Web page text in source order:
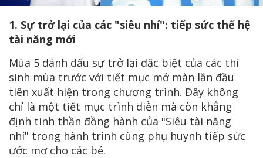
1. Sự trở lại của các "siêu nhí": tiếp sức thế hệ
tài năng mới
Mùa 5 đánh dấu sự trở lại đặc biệt của các thí
sinh mùa trước với tiết mục mở màn lần đầu
tiên xuất hiện trong chương trình. Đây không
chỉ là một tiết mục trình diễn mà còn khẳng
định tinh thần đồng hành của "Siêu tài năng
nhí" trong hành trình cùng phụ huynh tiếp sức
ước mơ cho các bé.